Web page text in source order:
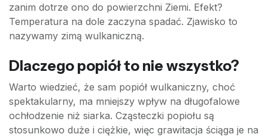
zanim dotrze ono do powierzchni Ziemi. Efekt?
Temperatura na dole zaczyna spadać. Zjawisko to
nazywamy zimą wulkaniczną.
Dlaczego popiół to nie wszystko?
Warto wiedzieć, że sam popiół wulkaniczny, choć
spektakularny, ma mniejszy wpływ na długofalowe
ochłodzenie niż siarka. Cząsteczki popiołu są
stosunkowo duże i ciężkie, więc grawitacja ściąga je na